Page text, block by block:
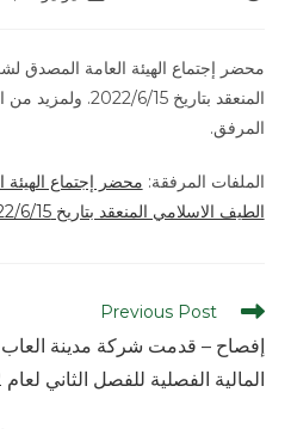
محضر إجتماع الهيئة العامة
المنعقد بتاريخ
المرفق.
الملفات المرفقة: محضر إجتماع
الطيف الاسلامي المنعقد بتاريخ 2022/6/15
Previous Post
إفصاح – قدمت شركة مدينة العاب
المالية الفصلية للفصل الثاني لعام 2022